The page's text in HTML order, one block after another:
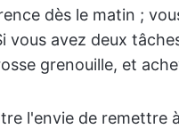
dès le matin ;
vous avez deux
grenouille, et
l'envie de remettre